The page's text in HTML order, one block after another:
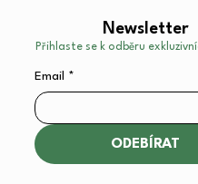
Newsletter
Přihlaste se k odběru
Email *
ODEBÍRAT